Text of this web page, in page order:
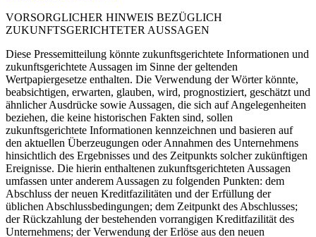
VORSORGLICHER HINWEIS BEZÜGLICH
ZUKUNFTSGERICHTETER AUSSAGEN
Diese Pressemitteilung könnte zukunftsgerichtete Informationen und
zukunftsgerichtete Aussagen im Sinne der geltenden
Wertpapiergesetze enthalten. Die Verwendung der Wörter könnte,
beabsichtigen, erwarten, glauben, wird, prognostiziert, geschätzt und
ähnlicher Ausdrücke sowie Aussagen, die sich auf Angelegenheiten
beziehen, die keine historischen Fakten sind, sollen
zukunftsgerichtete Informationen kennzeichnen und basieren auf
den aktuellen Überzeugungen oder Annahmen des Unternehmens
hinsichtlich des Ergebnisses und des Zeitpunkts solcher zukünftigen
Ereignisse. Die hierin enthaltenen zukunftsgerichteten Aussagen
umfassen unter anderem Aussagen zu folgenden Punkten: dem
Abschluss der neuen Kreditfazilitäten und der Erfüllung der
üblichen Abschlussbedingungen; dem Zeitpunkt des Abschlusses;
der Rückzahlung der bestehenden vorrangigen Kreditfazilität des
Unternehmens; der Verwendung der Erlöse aus den neuen